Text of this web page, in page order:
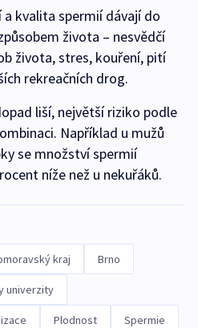
a kvalita spermií dávají do
života – nesvědčí
života, stres, kouření, pití
rekreačních drog.
liší, největší riziko podle
Například u mužů
se množství spermií
níže než u nekuřáků.
kraj Brno
univerzity
Plodnost Spermie